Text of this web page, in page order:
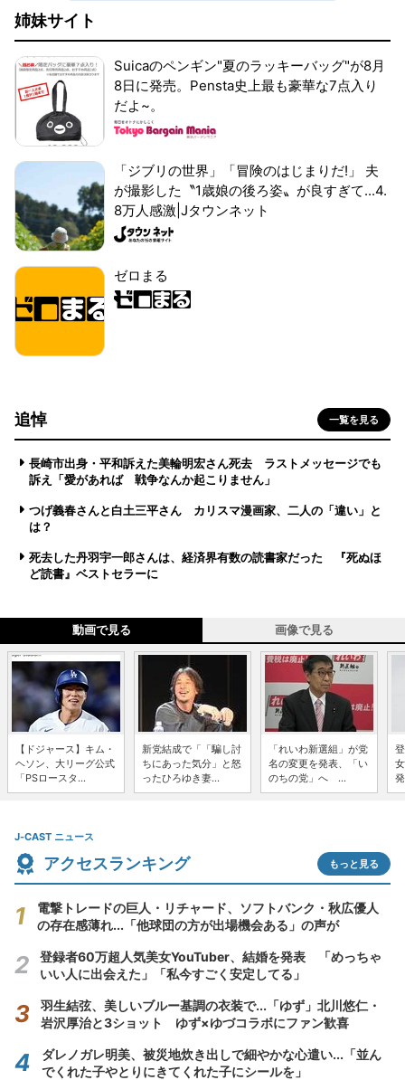
姉妹サイト
Suicaのペンギン"夏のラッキーバッグ"が8月
8日に発売。Pensta史上最も豪華な7点入り
だよ~。
「ジブリの世界」「冒険のはじまりだ!」 夫
が撮影した〝1歳娘の後ろ姿〟が良すぎて...4.
8万人感激|Jタウンネット
ゼロまる
追悼 一覧を見る
長崎市出身・平和訴えた美輪明宏さん死去 ラストメッセージでも
訴え「愛があれば 戦争なんか起こりません」
つげ義春さんと白土三平さん カリスマ漫画家、二人の「違い」と
は？
死去した丹羽宇一郎さんは、経済界有数の読書家だった 『死ぬほ
ど読書』ベストセラーに
動画で見る 画像で見る
【ドジャース】キム・
ヘソン、大リーグ公式
「PSロースタ...
新党結成で「「騙し討
ちにあった気分」と怒
ったひろゆき妻...
「れいわ新選組」が党
名の変更を発表、「い
のちの党」へ ...
J-CAST ニュース
アクセスランキング もっと見る
電撃トレードの巨人・リチャード、ソフトバンク・秋広優人
の存在感薄れ...「他球団の方が出場機会ある」の声が
登録者60万超人気美女YouTuber、結婚を発表 「めっちゃ
いい人に出会えた」「私今すごく安定してる」
羽生結弦、美しいブルー基調の衣装で...「ゆず」北川悠仁・
岩沢厚治と3ショット ゆず×ゆづコラボにファン歓喜
ダレノガレ明美、被災地炊き出しで細やかな心遣い...「並ん
でくれた子やとりにきてくれた子にシールを」